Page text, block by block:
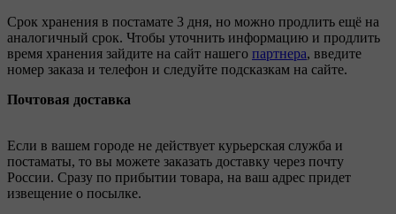
Срок хранения в постамате 3 дня, но можно продлить ещё на
аналогичный срок. Чтобы уточнить информацию и продлить
время хранения зайдите на сайт нашего партнера, введите
номер заказа и телефон и следуйте подсказкам на сайте.
Почтовая доставка
Если в вашем городе не действует курьерская служба и
постаматы, то вы можете заказать доставку через почту
России. Сразу по прибытии товара, на ваш адрес придет
извещение о посылке.